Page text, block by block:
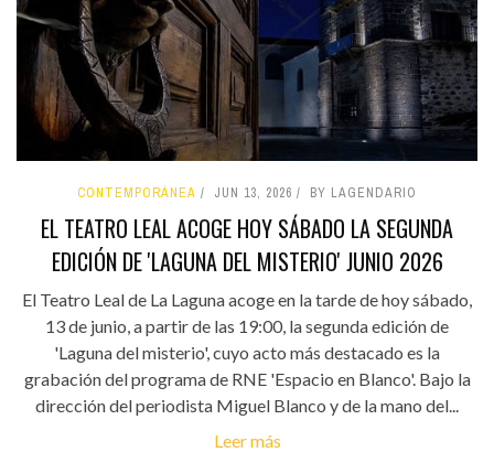
CONTEMPORÁNEA JUN 13, 2026 BY LAGENDARIO
EL TEATRO LEAL ACOGE HOY SÁBADO LA SEGUNDA
EDICIÓN DE 'LAGUNA DEL MISTERIO' JUNIO 2026
El Teatro Leal de La Laguna acoge en la tarde de hoy sábado,
13 de junio, a partir de las 19:00, la segunda edición de
'Laguna del misterio', cuyo acto más destacado es la
grabación del programa de RNE 'Espacio en Blanco'. Bajo la
dirección del periodista Miguel Blanco y de la mano del...
Leer más